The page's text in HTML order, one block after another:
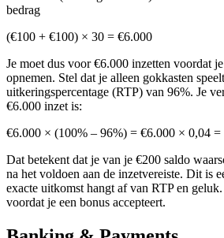
bedrag
(€100 + €100) × 30 = €6.000
Je moet dus voor €6.000 inzetten voordat
opnemen. Stel dat je alleen gokkasten
uitkeringspercentage (RTP) van 96%. Je
€6.000 inzet is:
€6.000 × (100% – 96%) = €6.000 × 0,04 =
Dat betekent dat je van je €200 saldo
na het voldoen aan de inzetvereiste. Dit is
exacte uitkomst hangt af van RTP en
voordat je een bonus accepteert.